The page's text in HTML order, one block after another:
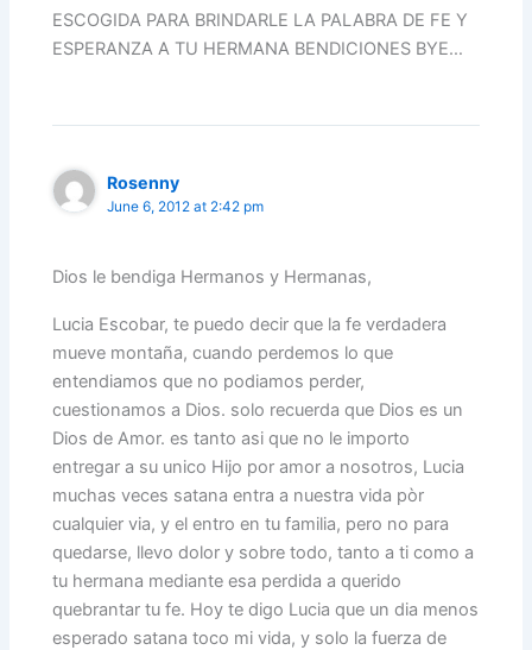
ESCOGIDA PARA BRINDARLE LA PALABRA DE FE Y
ESPERANZA A TU HERMANA BENDICIONES BYE…
Rosenny
June 6, 2012 at 2:42 pm
Dios le bendiga Hermanos y Hermanas,
Lucia Escobar, te puedo decir que la fe verdadera
mueve montaña, cuando perdemos lo que
entendiamos que no podiamos perder,
cuestionamos a Dios. solo recuerda que Dios es un
Dios de Amor. es tanto asi que no le importo
entregar a su unico Hijo por amor a nosotros, Lucia
muchas veces satana entra a nuestra vida pòr
cualquier via, y el entro en tu familia, pero no para
quedarse, llevo dolor y sobre todo, tanto a ti como a
tu hermana mediante esa perdida a querido
quebrantar tu fe. Hoy te digo Lucia que un dia menos
esperado satana toco mi vida, y solo la fuerza de